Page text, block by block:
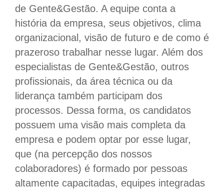
de Gente&Gestão. A equipe conta a
história da empresa, seus objetivos, clima
organizacional, visão de futuro e de como é
prazeroso trabalhar nesse lugar. Além dos
especialistas de Gente&Gestão, outros
profissionais, da área técnica ou da
liderança também participam dos
processos. Dessa forma, os candidatos
possuem uma visão mais completa da
empresa e podem optar por esse lugar,
que (na percepção dos nossos
colaboradores) é formado por pessoas
altamente capacitadas, equipes integradas